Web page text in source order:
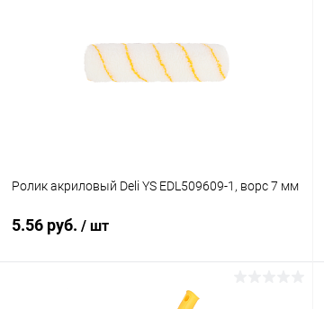
Ролик акриловый Deli YS EDL509609-1, ворс 7 мм
5.56 руб. / шт
В корзину